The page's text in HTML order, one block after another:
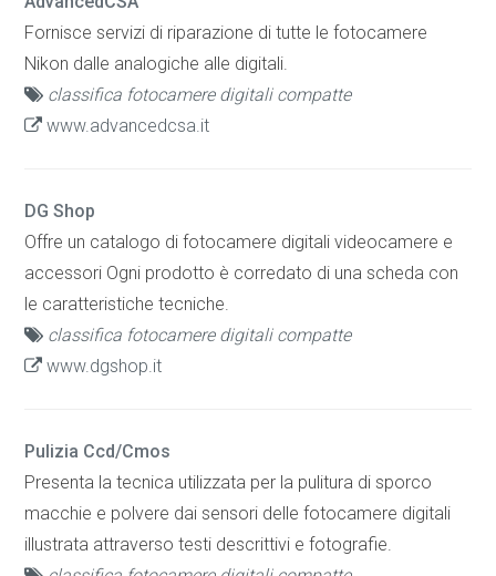
Fornisce servizi di riparazione di tutte le fotocamere
Nikon dalle analogiche alle digitali.
classifica fotocamere digitali compatte
www.advancedcsa.it
DG Shop
Offre un catalogo di fotocamere digitali videocamere e
accessori Ogni prodotto è corredato di una scheda con
le caratteristiche tecniche.
classifica fotocamere digitali compatte
www.dgshop.it
Pulizia Ccd/Cmos
Presenta la tecnica utilizzata per la pulitura di sporco
macchie e polvere dai sensori delle fotocamere digitali
illustrata attraverso testi descrittivi e fotografie.